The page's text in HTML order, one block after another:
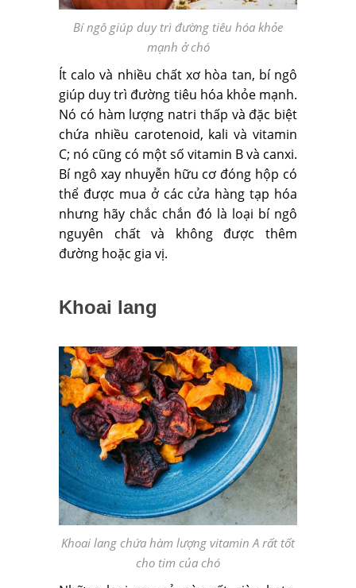
Bí ngô giúp duy trì đường tiêu hóa khỏe
mạnh ở chó
Ít calo và nhiều chất xơ hòa tan, bí ngô
giúp duy trì đường tiêu hóa khỏe mạnh.
Nó có hàm lượng natri thấp và đặc biệt
chứa nhiều carotenoid, kali và vitamin
C; nó cũng có một số vitamin B và canxi.
Bí ngô xay nhuyễn hữu cơ đóng hộp có
thể được mua ở các cửa hàng tạp hóa
nhưng hãy chắc chắn đó là loại bí ngô
nguyên chất và không được thêm
đường hoặc gia vị.
Khoai lang
Khoai lang chứa hàm lượng vitamin A rất tốt
cho tim của chó